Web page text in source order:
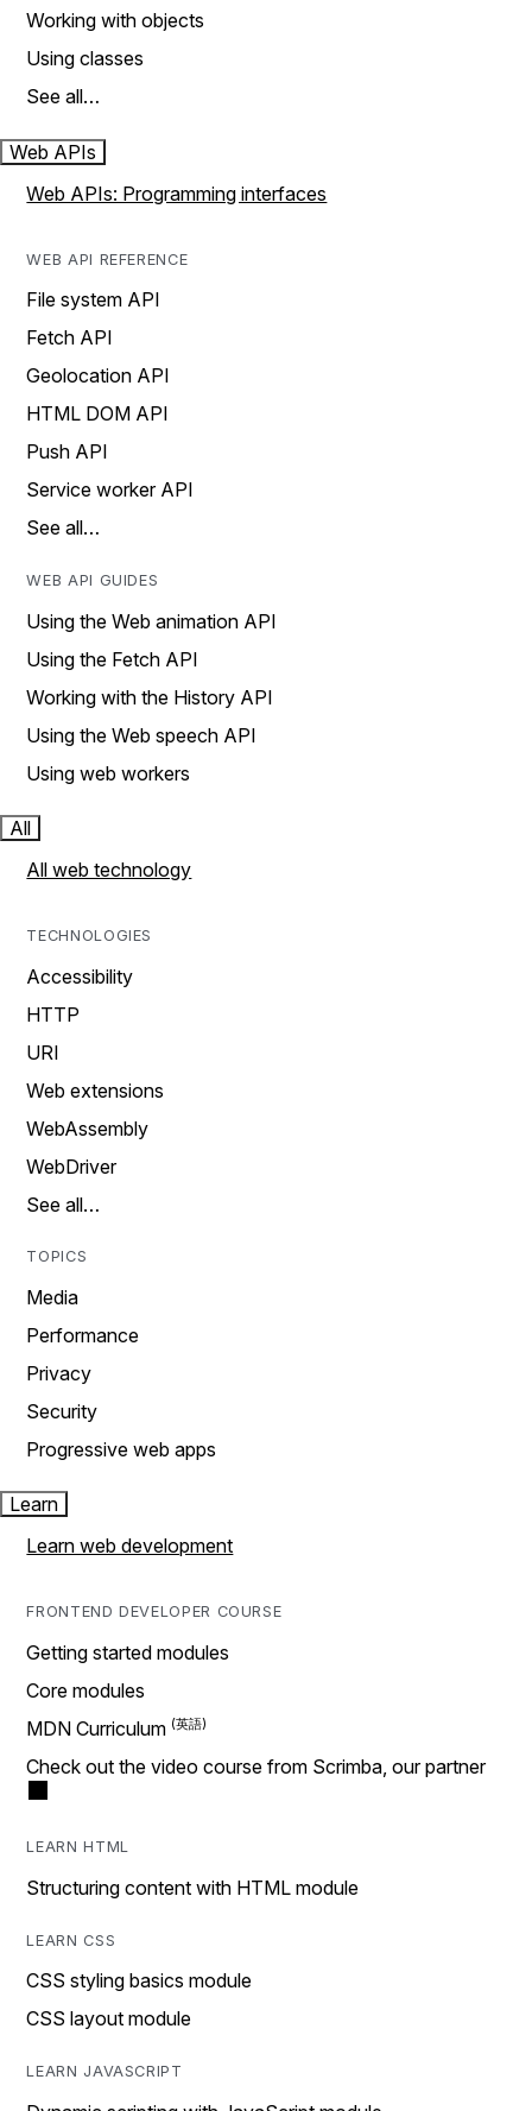
Working with objects
Using classes
See all…
Web APIs
Web APIs: Programming interfaces
WEB API REFERENCE
File system API
Fetch API
Geolocation API
HTML DOM API
Push API
Service worker API
See all…
WEB API GUIDES
Using the Web animation API
Using the Fetch API
Working with the History API
Using the Web speech API
Using web workers
All
All web technology
TECHNOLOGIES
Accessibility
HTTP
URI
Web extensions
WebAssembly
WebDriver
See all…
TOPICS
Media
Performance
Privacy
Security
Progressive web apps
Learn
Learn web development
FRONTEND DEVELOPER COURSE
Getting started modules
Core modules
MDN Curriculum
Check out the video course from Scrimba, our partner
LEARN HTML
Structuring content with HTML module
LEARN CSS
CSS styling basics module
CSS layout module
LEARN JAVASCRIPT